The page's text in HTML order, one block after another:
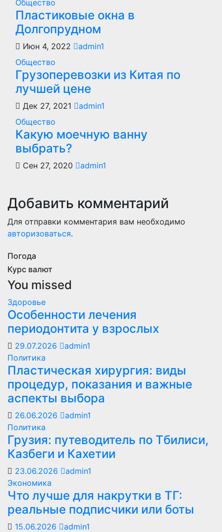
Общество
Пластиковые окна в
Долгопрудном
Июн 4, 2022
admin1
Общество
Грузоперевозки из Китая по
лучшей цене
Дек 27, 2021
admin1
Общество
Какую моечную ванну
выбрать?
Сен 27, 2020 admin1
Добавить комментарий
Для отправки комментария вам необходимо
авторизоваться.
Погода
Курс валют
You missed
Здоровье
Особенности лечения
периодонтита у взрослых
29.07.2026
admin1
Политика
Пластическая хирургия: виды
процедур, показания и важные
аспекты выбора
26.06.2026
admin1
Политика
Грузия: путеводитель по Тбилиси,
Казбеги и Кахетии
23.06.2026
admin1
Экономика
Что лучше для накрутки в ТГ:
реальные подписчики или боты
15.06.2026 admin1